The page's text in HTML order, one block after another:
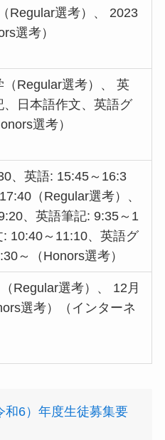
Regular選考）、 2023
選考）
（Regular選考）、 英
日本語作文、英語グ
選考）
、英語: 15:45～16:3
（Regular選考）、
、英語筆記: 9:35～1
10:40～11:10、英語グ
～（Honors選考）
Regular選考）、 12月
選考）（インターネ
和6）年度生徒募集要